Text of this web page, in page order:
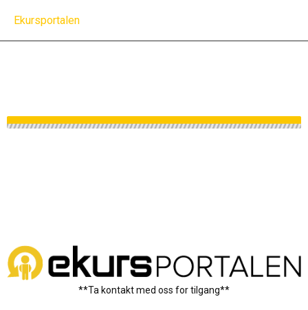
Ekursportalen
**Ta kontakt med oss for tilgang**